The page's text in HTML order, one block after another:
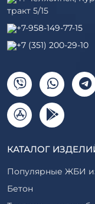
тракт 5/15
+7-958-149-77-15
+7 (351) 200-29-10
КАТАЛОГ
Популярные ЖБИ
Бетон